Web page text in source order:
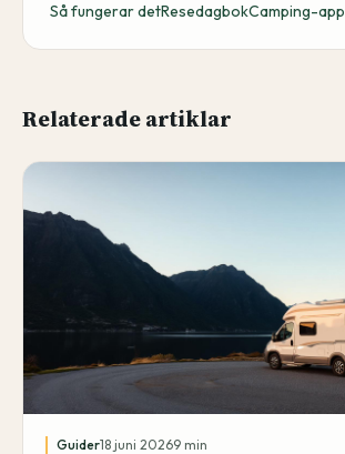
Så fungerar detResedagbokCamping-app
Relaterade artiklar
Guider18 juni 20269 min